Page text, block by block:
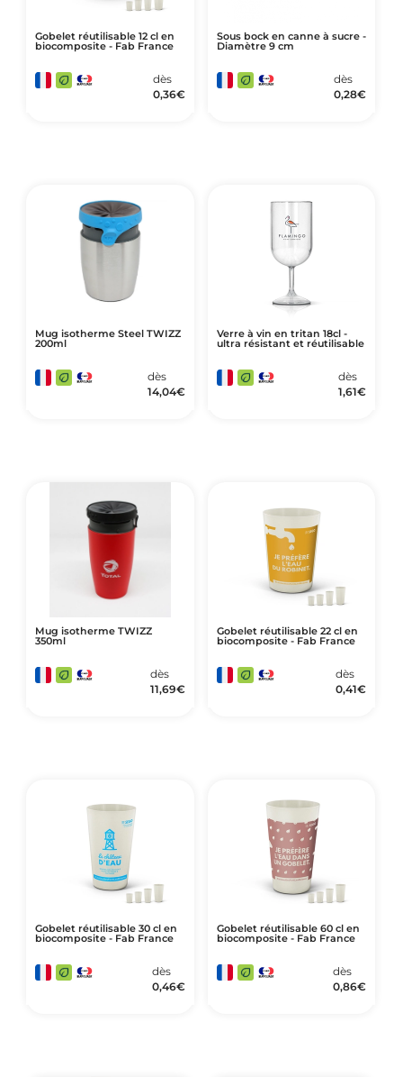
Gobelet réutilisable 12 cl en
biocomposite - Fab France
dès
0,36€
Sous bock en canne à sucre -
Diamètre 9 cm
dès
0,28€
Mug isotherme Steel TWIZZ
200ml
dès
14,04€
Verre à vin en tritan 18cl -
ultra résistant et réutilisable
dès
1,61€
Mug isotherme TWIZZ
350ml
dès
11,69€
Gobelet réutilisable 22 cl en
biocomposite - Fab France
dès
0,41€
Gobelet réutilisable 30 cl en
biocomposite - Fab France
dès
0,46€
Gobelet réutilisable 60 cl en
biocomposite - Fab France
dès
0,86€